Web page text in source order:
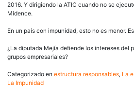
2016. Y dirigiendo la ATIC cuando no se
Midence.
En un país con impunidad, esto no es menor.
¿La diputada Mejía defiende los intereses del
grupos empresariales?
Categorizado en estructura responsables, La
La Impunidad